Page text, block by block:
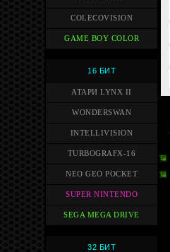
COLECOVISION
GAME BOY COLOR
16 БИТ
АТАРИ LYNX II
WONDERSWAN
INTELLIVISION
TURBOGRAFX-16
NEO GEO POCKET
SUPER NINTENDO
SEGA MEGA DRIVE
32 БИТ